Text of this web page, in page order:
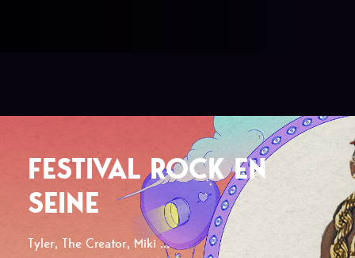
FESTIVAL ROCK EN
SEINE
Tyler, The Creator, Miki ...